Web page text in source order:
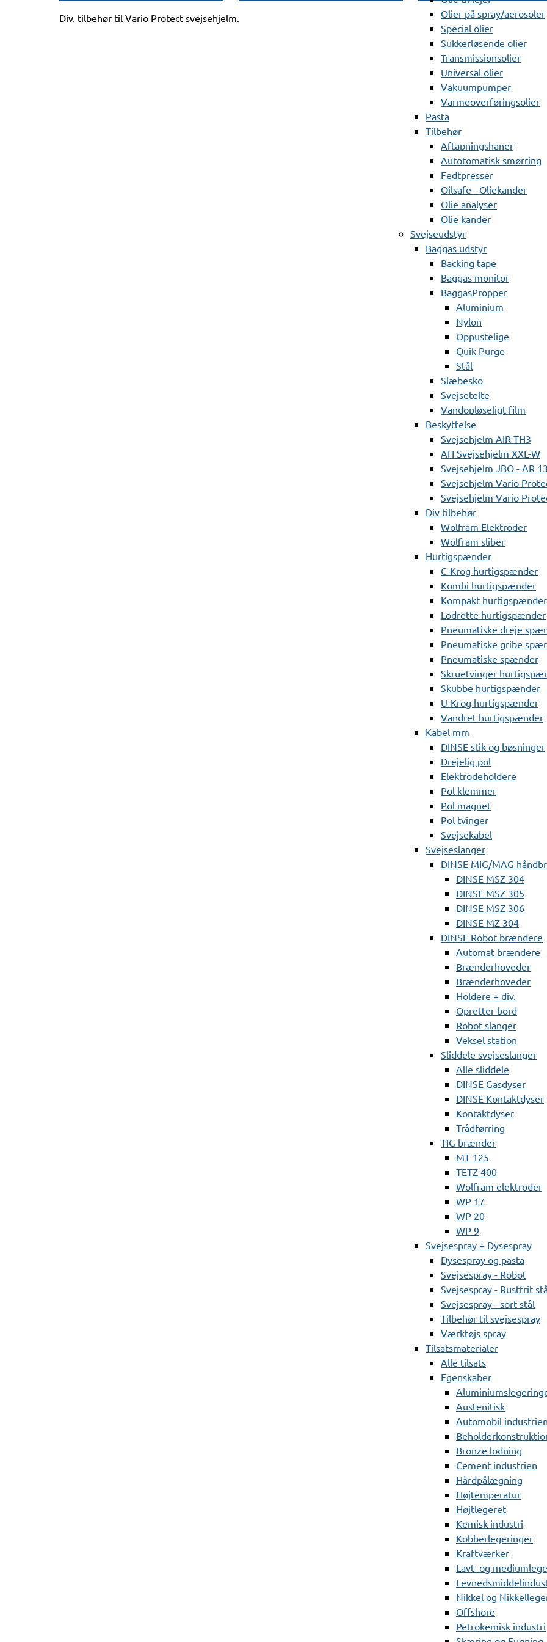
Olier på spray/aerosoler
Special olier
Sukkerløsende olier
Transmissionsolier
Universal olier
Vakuumpumper
Varmeoverføringsolier
Pasta
Tilbehør
Aftapningshaner
Autotomatisk smørring
Fedtpresser
Oilsafe - Oliekander
Olie analyser
Olie kander
Svejseudstyr
Baggas udstyr
Backing tape
Baggas monitor
BaggasPropper
Aluminium
Nylon
Oppustelige
Quik Purge
Stål
Slæbesko
Svejsetelte
Vandopløseligt film
Beskyttelse
Svejsehjelm AIR TH3
AH Svejsehjelm XXL-W
Svejsehjelm JBO - AR
Svejsehjelm Vario
Svejsehjelm Vario
Div tilbehør
Wolfram Elektroder
Wolfram sliber
Hurtigspænder
C-Krog hurtigspænder
Kombi hurtigspænder
Kompakt hurtigspænder
Lodrette hurtigspænder
Pneumatiske dreje
Pneumatiske gribe
Pneumatiske spænder
Skruetvinger
Skubbe hurtigspænder
U-Krog hurtigspænder
Vandret hurtigspænder
Kabel mm
DINSE stik og bøsninger
Drejelig pol
Elektrodeholdere
Pol klemmer
Pol magnet
Pol tvinger
Svejsekabel
Svejseslanger
DINSE MIG/MAG
DINSE MSZ 304
DINSE MSZ 305
DINSE MSZ 306
DINSE MZ 304
DINSE Robot brændere
Automat brændere
Brænderhoveder
Brænderhoveder
Holdere + div.
Opretter bord
Robot slanger
Veksel station
Sliddele svejseslanger
Alle sliddele
DINSE Gasdyser
DINSE Kontaktdyser
Kontaktdyser
Trådførring
TIG brænder
MT 125
TETZ 400
Wolfram elektroder
WP 17
WP 20
WP 9
Svejsespray + Dysespray
Dysespray og pasta
Svejsespray - Robot
Svejsespray - Rustfrit
Svejsespray - sort stål
Tilbehør til svejsespray
Værktøjs spray
Tilsatsmaterialer
Alle tilsats
Egenskaber
Austenitisk
Automobil industrien
Bronze lodning
Cement industrien
Hårdpålægning
Højtemperatur
Højtlegeret
Kemisk industri
Kobberlegeringer
Kraftværker
Lavt- og
Nikkel og
Offshore
Petrokemisk industri
Div. tilbehør til Vario Protect svejsehjelm.